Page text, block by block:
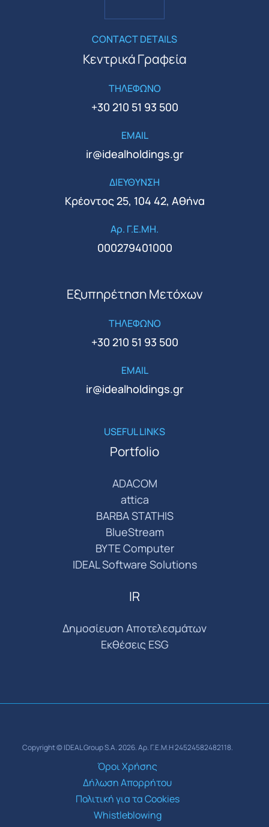
CONTACT DETAILS
Κεντρικά Γραφεία
ΤΗΛΕΦΩΝΟ
+30 210 51 93 500
EMAIL
ir@idealholdings.gr
ΔΙΕΥΘΥΝΣΗ
Κρέοντος 25, 104 42, Αθήνα
Αρ. Γ.Ε.ΜΗ.
000279401000
Εξυπηρέτηση Μετόχων
ΤΗΛΕΦΩΝΟ
+30 210 51 93 500
EMAIL
ir@idealholdings.gr
USEFUL LINKS
Portfolio
ADACOM
attica
BARBA STATHIS
BlueStream
BYTE Computer
IDEAL Software Solutions
IR
Δημοσίευση Αποτελεσμάτων
Εκθέσεις ESG
Copyright © IDEAL Group S.A. 2026. Αρ. Γ.Ε.Μ.Η 24524582482118.
Όροι Χρήσης
Δήλωση Απορρήτου
Πολιτική για τα Cookies
Whistleblowing